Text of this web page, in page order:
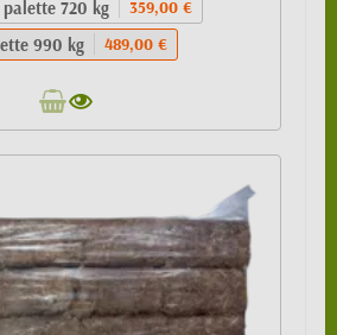
720 kg 359,00 €
990 kg 489,00 €